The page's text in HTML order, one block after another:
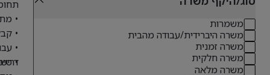
משמרות
משרה היברידית/עבודה מהבית
משרה זמנית
משרה חלקית
משרה מלאה
•
•
•
•